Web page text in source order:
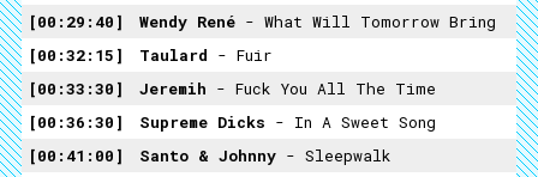
00:29:40
Wendy René - What Will Tomorrow Bring
00:32:15
Taulard - Fuir
00:33:30
Jeremih - Fuck You All The Time
00:36:30
Supreme Dicks - In A Sweet Song
00:41:00
Santo & Johnny - Sleepwalk